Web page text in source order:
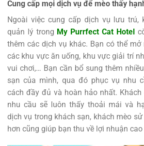
Cung cấp mọi dịch vụ để mèo thấy
Ngoài việc cung cấp dịch vụ lưu trú,
quản lý trong My Purrfect Cat Hotel
thêm các dịch vụ khác. Bạn có thể mở
các khu vực ăn uống, khu vực giải trí
vui chơi,… Bạn cần bổ sung thêm
sạn của mình, qua đó phục vụ nhu
cách đầy đủ và hoàn hảo nhất.
nhu cầu sẽ luôn thấy thoải mái và
dịch vụ trong khách sạn, khách mèo
hơn cũng giúp bạn thu về lợi nhuận cao